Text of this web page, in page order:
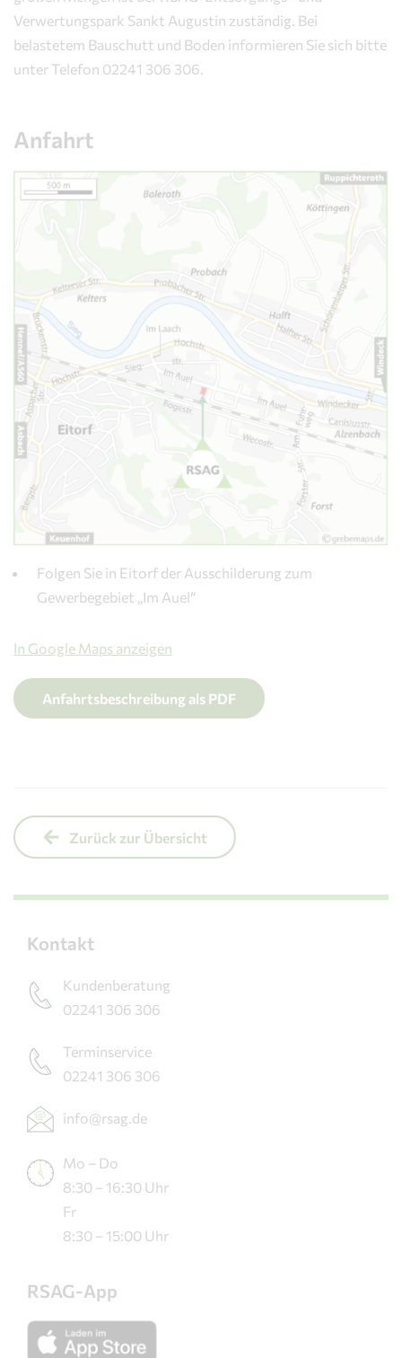
Verwertungspark Sankt Augustin zuständig. Bei
belastetem Bauschutt und Boden informieren Sie sich bitte
unter Telefon 02241 306 306.
Anfahrt
Folgen Sie in Eitorf der Ausschilderung zum
Gewerbegebiet „Im Auel“
In Google Maps anzeigen
Anfahrtsbeschreibung als PDF
Zurück zur Übersicht
Kontakt
Kundenberatung
02241 306 306
Terminservice
02241 306 306
info@rsag.de
Mo – Do
8:30 – 16:30 Uhr
Fr
8:30 – 15:00 Uhr
RSAG-App